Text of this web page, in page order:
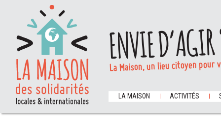
ENVIE
La Maison, un lieu citoyen
LA MAISON ACTIVITÉS